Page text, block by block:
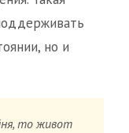
но и
то живот